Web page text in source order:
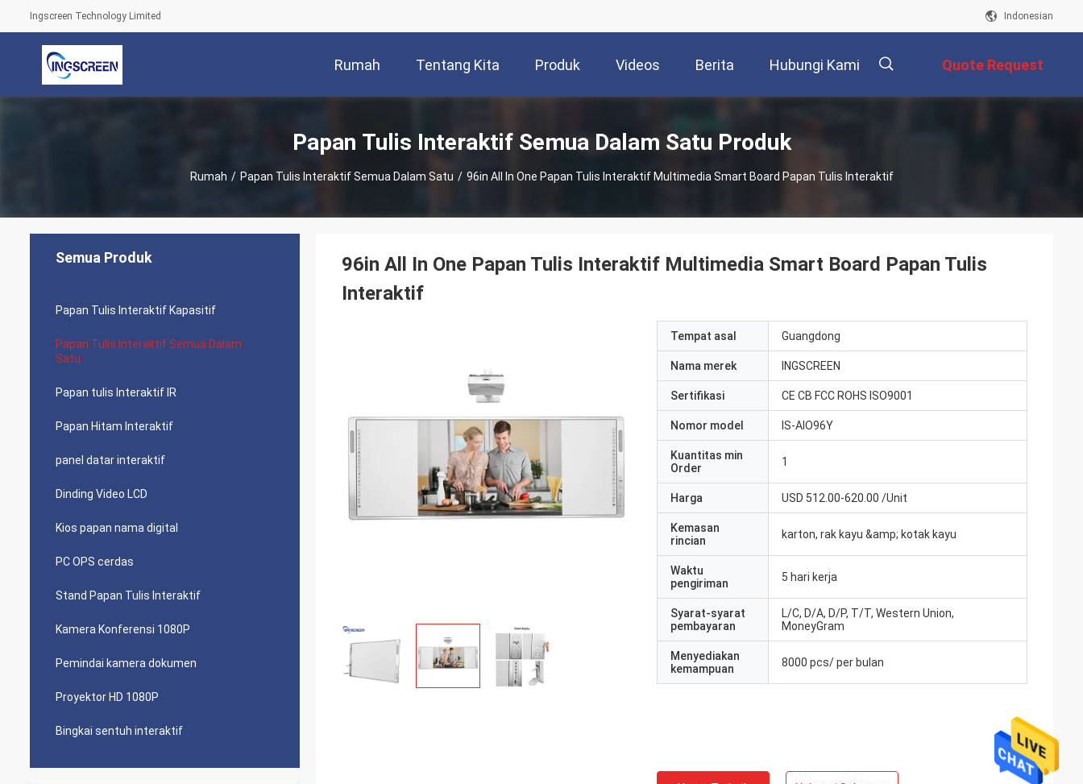
Ingscreen Technology Limited Indonesian
Rumah Tentang Kita Produk Videos Berita Hubungi Kami Quote Request
Papan Tulis Interaktif Semua Dalam Satu Produk
Rumah / Papan Tulis Interaktif Semua Dalam Satu / 96in All In One Papan Tulis Interaktif Multimedia Smart Board Papan Tulis Interaktif
Semua Produk
Papan Tulis Interaktif Kapasitif
Papan Tulis Interaktif Semua Dalam
Satu
Papan tulis Interaktif IR
Papan Hitam Interaktif
panel datar interaktif
Dinding Video LCD
Kios papan nama digital
PC OPS cerdas
Stand Papan Tulis Interaktif
Kamera Konferensi 1080P
Pemindai kamera dokumen
Proyektor HD 1080P
Bingkai sentuh interaktif
96in All In One Papan Tulis Interaktif Multimedia Smart Board Papan Tulis
Interaktif
Tempat asal Guangdong
Nama merek INGSCREEN
Sertifikasi CE CB FCC ROHS ISO9001
Nomor model IS-AIO96Y
Kuantitas min
Order
1
Harga USD 512.00-620.00 /Unit
Kemasan
rincian
karton, rak kayu &amp; kotak kayu
Waktu
pengiriman
5 hari kerja
Syarat-syarat
pembayaran
L/C, D/A, D/P, T/T, Western Union,
MoneyGram
Menyediakan
kemampuan
8000 pcs/ per bulan